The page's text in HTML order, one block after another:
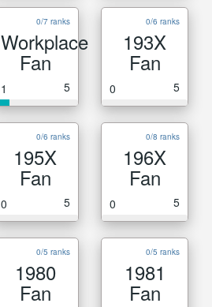
0/7 ranks
Workplace
Fan
1 5
0/6 ranks
193X
Fan
0 5
0/6 ranks
195X
Fan
0 5
0/8 ranks
196X
Fan
0 5
0/5 ranks
1980
Fan
0/5 ranks
1981
Fan